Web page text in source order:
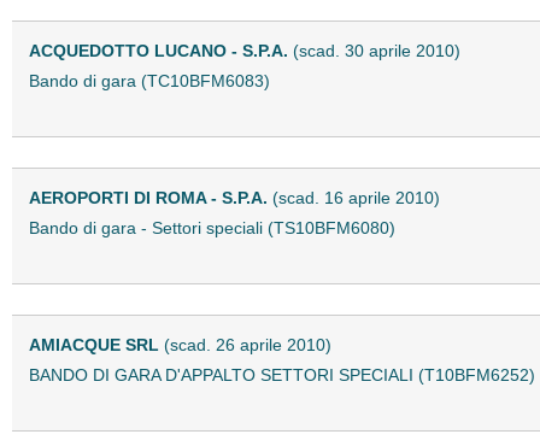
ACQUEDOTTO LUCANO - S.P.A. (scad. 30 aprile 2010)
Bando di gara (TC10BFM6083)
AEROPORTI DI ROMA - S.P.A. (scad. 16 aprile 2010)
Bando di gara - Settori speciali (TS10BFM6080)
AMIACQUE SRL (scad. 26 aprile 2010)
BANDO DI GARA D'APPALTO SETTORI SPECIALI (T10BFM6252)